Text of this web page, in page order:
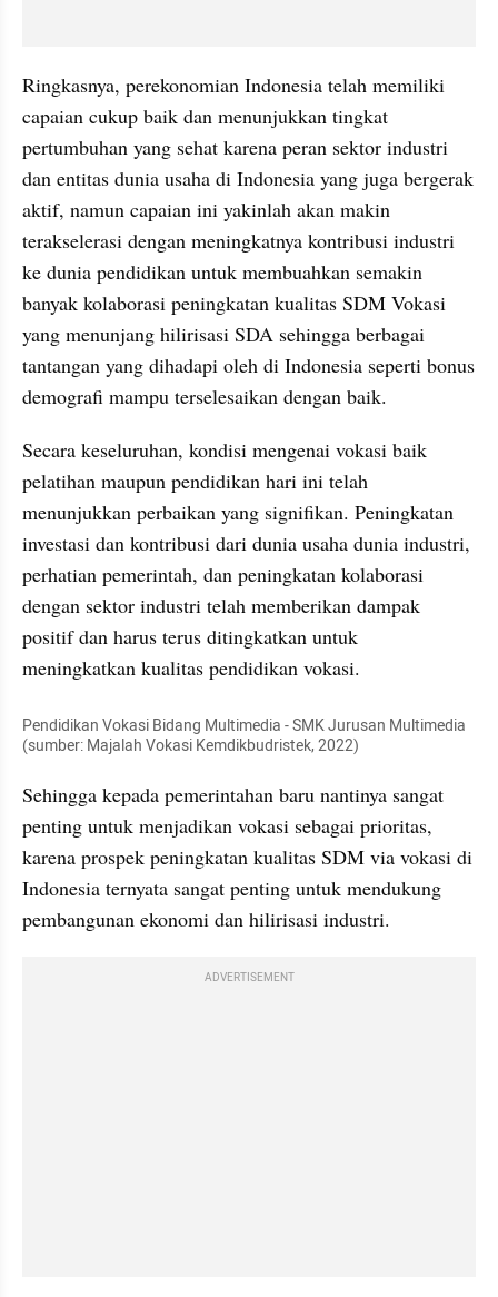
Ringkasnya, perekonomian Indonesia telah memiliki
capaian cukup baik dan menunjukkan tingkat
pertumbuhan yang sehat karena peran sektor industri
dan entitas dunia usaha di Indonesia yang juga bergerak
aktif, namun capaian ini yakinlah akan makin
terakselerasi dengan meningkatnya kontribusi industri
ke dunia pendidikan untuk membuahkan semakin
banyak kolaborasi peningkatan kualitas SDM Vokasi
yang menunjang hilirisasi SDA sehingga berbagai
tantangan yang dihadapi oleh di Indonesia seperti bonus
demografi mampu terselesaikan dengan baik.
Secara keseluruhan, kondisi mengenai vokasi baik
pelatihan maupun pendidikan hari ini telah
menunjukkan perbaikan yang signifikan. Peningkatan
investasi dan kontribusi dari dunia usaha dunia industri,
perhatian pemerintah, dan peningkatan kolaborasi
dengan sektor industri telah memberikan dampak
positif dan harus terus ditingkatkan untuk
meningkatkan kualitas pendidikan vokasi.
Pendidikan Vokasi Bidang Multimedia - SMK Jurusan Multimedia
(sumber: Majalah Vokasi Kemdikbudristek, 2022)
Sehingga kepada pemerintahan baru nantinya sangat
penting untuk menjadikan vokasi sebagai prioritas,
karena prospek peningkatan kualitas SDM via vokasi di
Indonesia ternyata sangat penting untuk mendukung
pembangunan ekonomi dan hilirisasi industri.
ADVERTISEMENT